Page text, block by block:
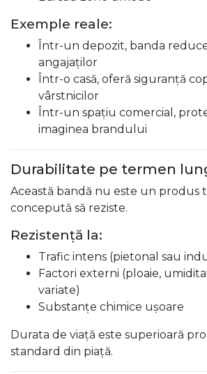
Exemple reale:
Într-un depozit, banda
angajaților
Într-o casă, oferă siguranță
vârstnicilor
Într-un spațiu comercial,
imaginea brandului
Durabilitate pe termen
Această bandă nu este un produs
concepută să reziste.
Rezistență la:
Trafic intens (pietonal sau
Factori externi (ploaie,
variate)
Substanțe chimice ușoare
Durata de viață este superioară
standard din piață.